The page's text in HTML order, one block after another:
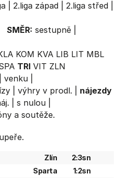
2.liga západ 2.liga střed
SMĚR: sestupně
KOM KVA LIB LIT MBL
TRI VIT ZLN
venku
výhry v prodl.
nájezdy
s nulou
a soutěže.
Zlín
2:3sn
Sparta
1:2sn